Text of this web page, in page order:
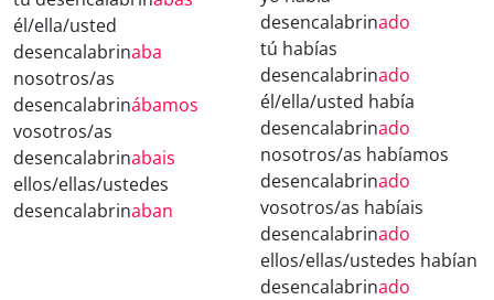
él/ella/usted
desencalabrinaba
nosotros/as
desencalabrinábamos
vosotros/as
desencalabrinabais
ellos/ellas/ustedes
desencalabrinaban
desencalabrinado
tú habías
desencalabrinado
él/ella/usted había
desencalabrinado
nosotros/as habíamos
desencalabrinado
vosotros/as habíais
desencalabrinado
ellos/ellas/ustedes habían
desencalabrinado